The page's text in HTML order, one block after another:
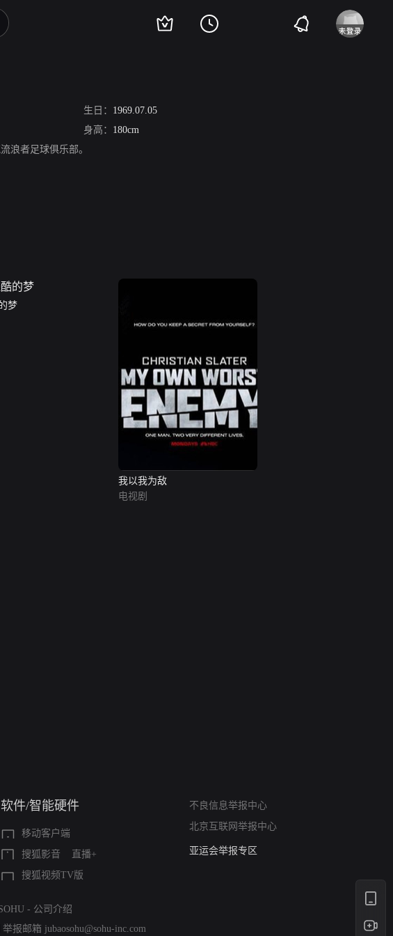
生日： 1969.07.05
身高： 180cm
浪者足球俱乐部。
梦
我以我为敌
电视剧
软件/智能硬件
移动客户端
搜狐影音
直播+
搜狐视频TV版
不良信息举报中心
北京互联网举报中心
算法推荐专项举报
亚运会举报专区
- 公司介绍
举报邮箱 jubaosohu@sohu-inc.com